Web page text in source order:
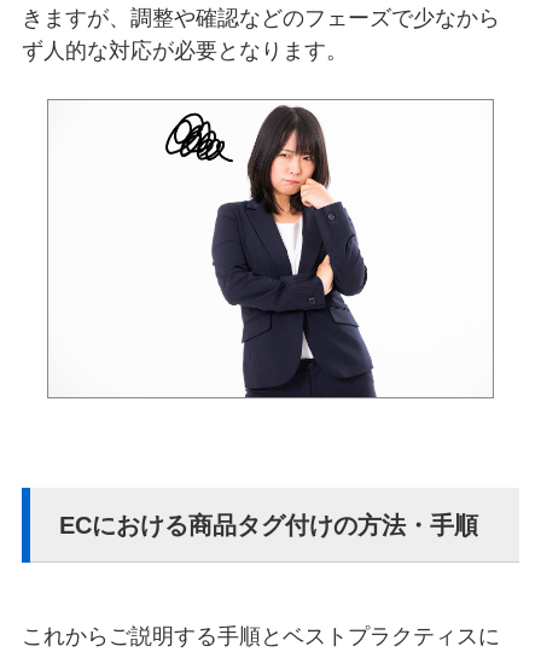
きますが、調整や確認などのフェーズで少なから
ず人的な対応が必要となります。
ECにおける商品タグ付けの方法・手順
これからご説明する手順とベストプラクティスに